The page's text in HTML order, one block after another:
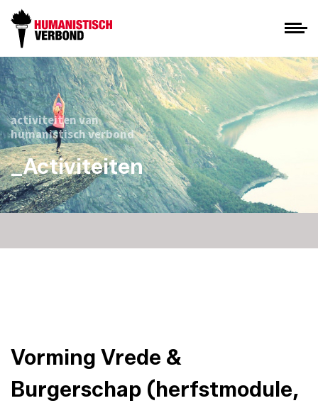
activiteiten van
humanistisch verbond
_Activiteiten
Vorming Vrede &
Burgerschap (herfstmodule,